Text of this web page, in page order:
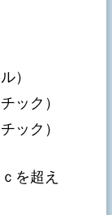
）
ック）
ック）
を超え